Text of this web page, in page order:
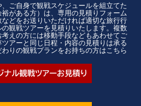
ご自身で観戦スケジュールを組立てた
がある方）は、専用の見積りフォーム
どをお送りいただければ適切な旅行行
観戦ツアーを見積りいたします。複数
えの方には移動手段などもあわせてご
アーと同じ日程・内容の見積りは承る
りの観戦プランをお持ちの方はこちら